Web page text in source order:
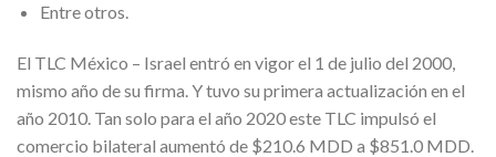
Entre otros.
El TLC México – Israel entró en vigor el 1 de julio del 2000,
mismo año de su firma. Y tuvo su primera actualización en el
año 2010. Tan solo para el año 2020 este TLC impulsó el
comercio bilateral aumentó de $210.6 MDD a $851.0 MDD.